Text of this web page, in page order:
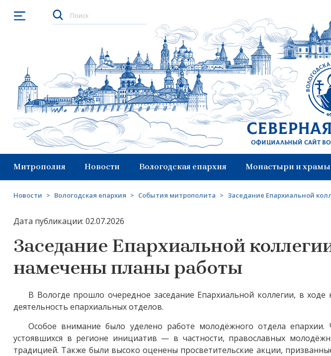
Открыть меню
Официальный сайт
Митрополия Новости Вологодская епархия Монастыри и храмы
Новости > Вологодская епархия > События митрополита > Заседание Епархиальной
Дата публикации: 02.07.2026
Заседание Епархиальной
намечены планы работы
В Вологде прошло очередное заседание Епархиальной коллегии, в ходе
деятельность епархиальных отделов.
Особое внимание было уделено работе молодёжного отдела епархии.
устоявшихся в регионе инициатив — в частности, православных
традицией. Также были высоко оценены просветительские акции,